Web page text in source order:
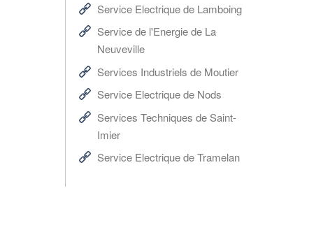
Service Electrique de Lamboing
Service de l'Energie de La
Neuveville
Services Industriels de Moutier
Service Electrique de Nods
Services Techniques de Saint-
Imier
Service Electrique de Tramelan